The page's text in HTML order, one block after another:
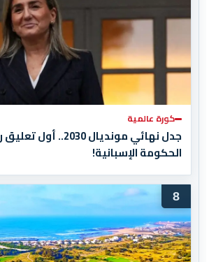
كورة عالمية
جدل نهائي مونديال
الحكومة الإسبانية!
8